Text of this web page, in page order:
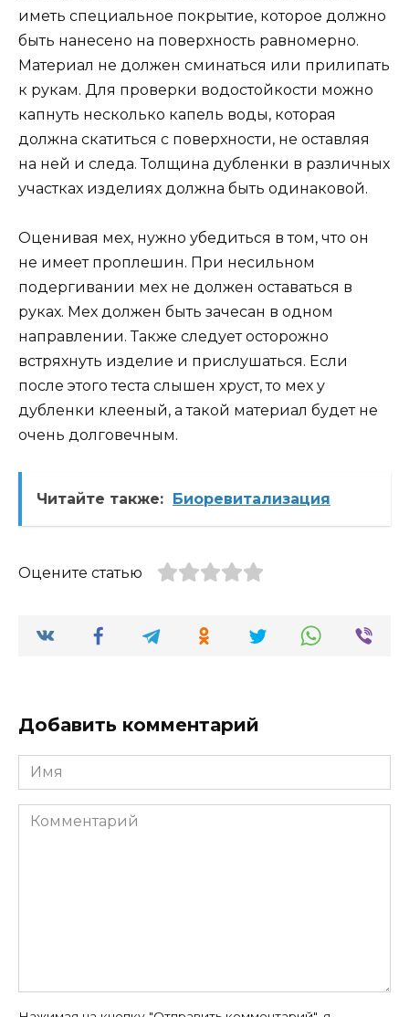
иметь специальное покрытие, которое должно
быть нанесено на поверхность равномерно.
Материал не должен сминаться или прилипать
к рукам. Для проверки водостойкости можно
капнуть несколько капель воды, которая
должна скатиться с поверхности, не оставляя
на ней и следа. Толщина дубленки в различных
участках изделиях должна быть одинаковой.
Оценивая мех, нужно убедиться в том, что он
не имеет проплешин. При несильном
подергивании мех не должен оставаться в
руках. Мех должен быть зачесан в одном
направлении. Также следует осторожно
встряхнуть изделие и прислушаться. Если
после этого теста слышен хруст, то мех у
дубленки клееный, а такой материал будет не
очень долговечным.
Читайте также: Биоревитализация
Оцените статью
Добавить комментарий
Имя
Комментарий